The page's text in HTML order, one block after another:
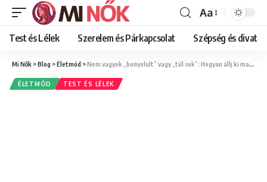
Font
Resizer
Aa
Test és Lélek Szerelem és Párkapcsolat Szépség és divat
Mi Nők >Blog >Életmód >Nem vagyok „bonyolult” vagy „túl sok”: Hogyan állj ki magadért, ha valaki kritizálja a személyiségedet?
ÉLETMÓD TEST ÉS LÉLEK